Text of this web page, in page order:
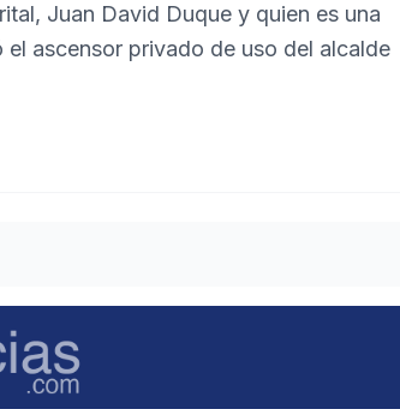
Juan David Duque y quien es una
ascensor privado de uso del alcalde